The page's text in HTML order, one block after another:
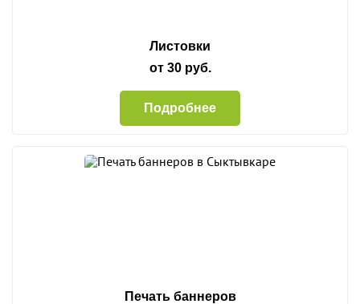
Листовки
от 30 руб.
Подробнее
Печать баннеров